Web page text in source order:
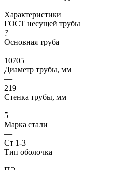
Характеристики
ГОСТ несущей трубы
?
Основная труба
—
10705
Диаметр трубы, мм
—
219
Стенка трубы, мм
—
5
Марка стали
—
Ст 1-3
Тип оболочка
—